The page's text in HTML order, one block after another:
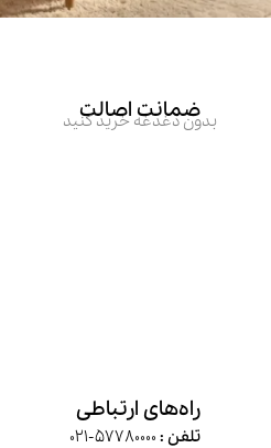
ضمانت اصالت
بدون دغدغه خرید کنید
راه‌های ارتباطی
تلفن :57780000-021